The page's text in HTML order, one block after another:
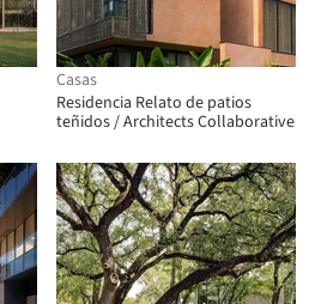
Casas
Residencia Relato de patios
teñidos / Architects Collaborative